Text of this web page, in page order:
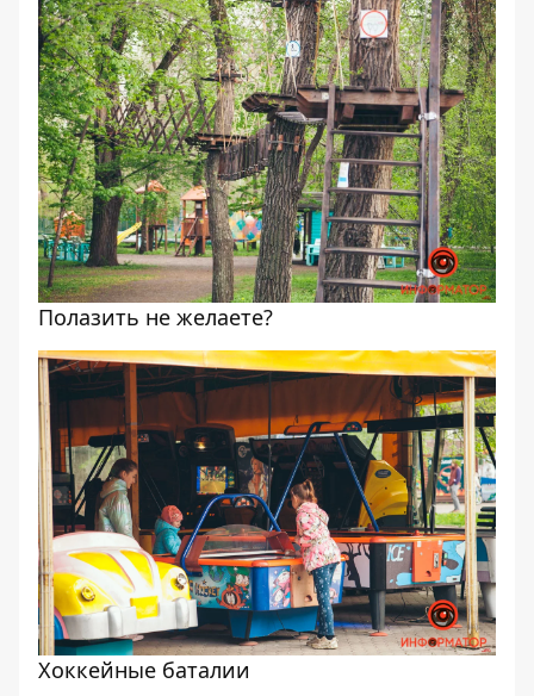
Полазить не желаете?
Хоккейные баталии